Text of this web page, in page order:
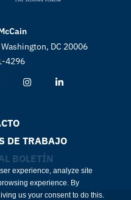
DC 20006
4296
DE TRABAJO
BOLETÍN
experience, analyze site
experience. By
us your consent to do this.